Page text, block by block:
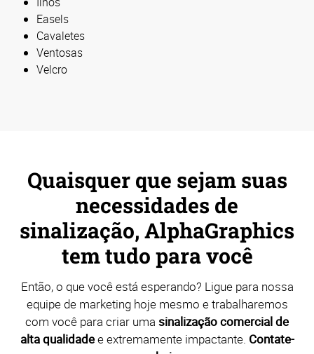
Easels
Cavaletes
Ventosas
Velcro
Quaisquer que sejam suas
necessidades de
sinalização, AlphaGraphics
tem tudo para você
Então, o que você está esperando? Ligue para nossa
equipe de marketing hoje mesmo e trabalharemos
com você para criar uma sinalização comercial de
alta qualidadee extremamente impactante. Contate-